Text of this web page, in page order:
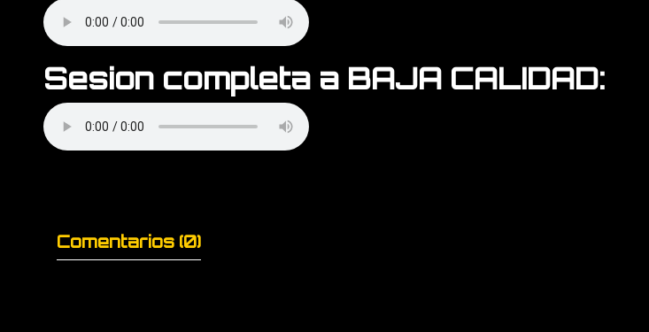
Sesion completa a BAJA CALIDAD:
Comentarios (0)